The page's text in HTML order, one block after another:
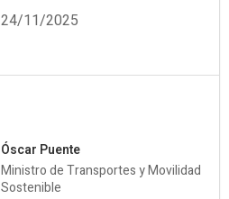
24/11/2025
Óscar Puente
Ministro de Transportes y Movilidad
Sostenible